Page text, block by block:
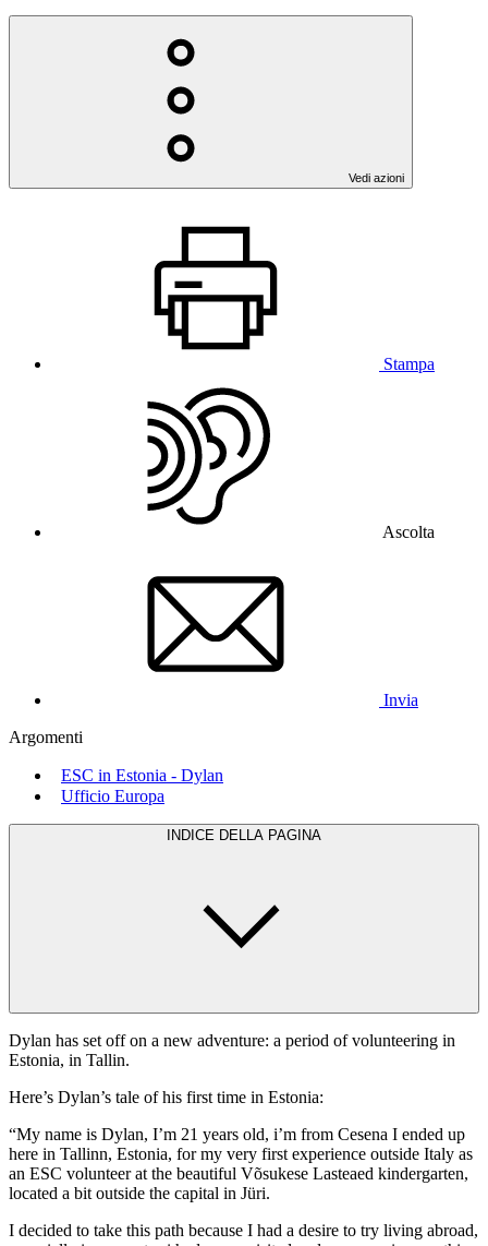
Vedi azioni
Stampa
Ascolta
Invia
Argomenti
ESC in Estonia - Dylan
Ufficio Europa
INDICE DELLA PAGINA
Dylan has set off on a new adventure: a period of volunteering in
Estonia, in Tallin.
Here’s Dylan’s tale of his first time in Estonia:
“My name is Dylan, I’m 21 years old, i’m from Cesena I ended up
here in Tallinn, Estonia, for my very first experience outside Italy as
an ESC volunteer at the beautiful Võsukese Lasteaed kindergarten,
located a bit outside the capital in Jüri.
I decided to take this path because I had a desire to try living abroad,